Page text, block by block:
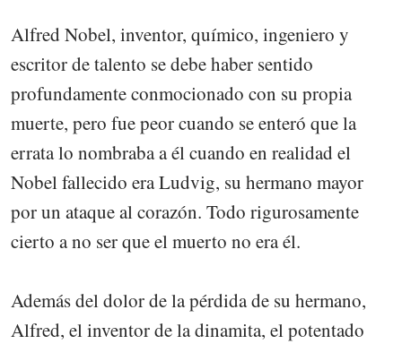
Alfred Nobel, inventor, químico, ingeniero y
escritor de talento se debe haber sentido
profundamente conmocionado con su propia
muerte, pero fue peor cuando se enteró que la
errata lo nombraba a él cuando en realidad el
Nobel fallecido era Ludvig, su hermano mayor
por un ataque al corazón. Todo rigurosamente
cierto a no ser que el muerto no era él.
Además del dolor de la pérdida de su hermano,
Alfred, el inventor de la dinamita, el potentado